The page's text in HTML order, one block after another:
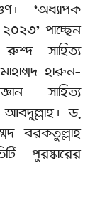
‘অধ্যাপক
পাচ্ছেন
সাহিত্য
হারুন-
সাহিত্য
ড.
বরকতুল্লাহ
পুরস্কারের